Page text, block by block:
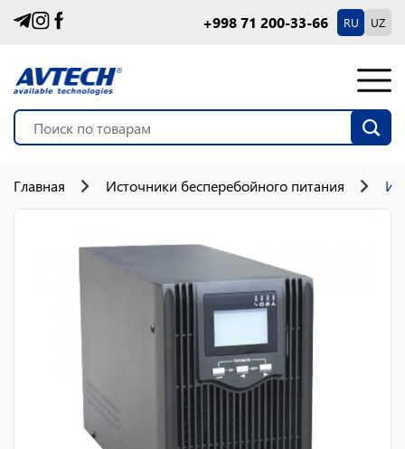
+998 71 200-33-66 RU UZ
Главная Источники бесперебойного питания